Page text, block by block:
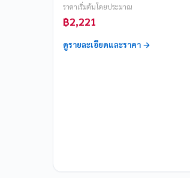
ราคาเริ่มต้นโดยประมาณ
฿2,221
ดูรายละเอียดและราคา →